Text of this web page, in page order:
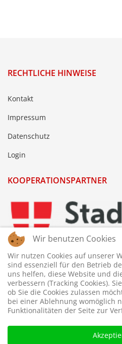
RECHTLICHE HINWEISE
Kontakt
Impressum
Datenschutz
Login
KOOPERATIONSPARTNER
Wir benutzen Cookies
Wir nutzen Cookies auf unserer
sind essenziell für den Betrieb
uns helfen, diese Website und
verbessern (Tracking Cookies).
ob Sie die Cookies zulassen
bei einer Ablehnung womöglich
Funktionalitäten der Seite zur